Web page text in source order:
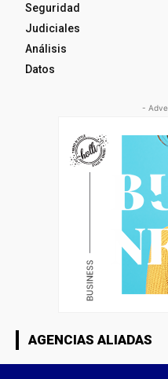
Seguridad
Judiciales
Análisis
Datos
-
AGENCIAS ALIADAS